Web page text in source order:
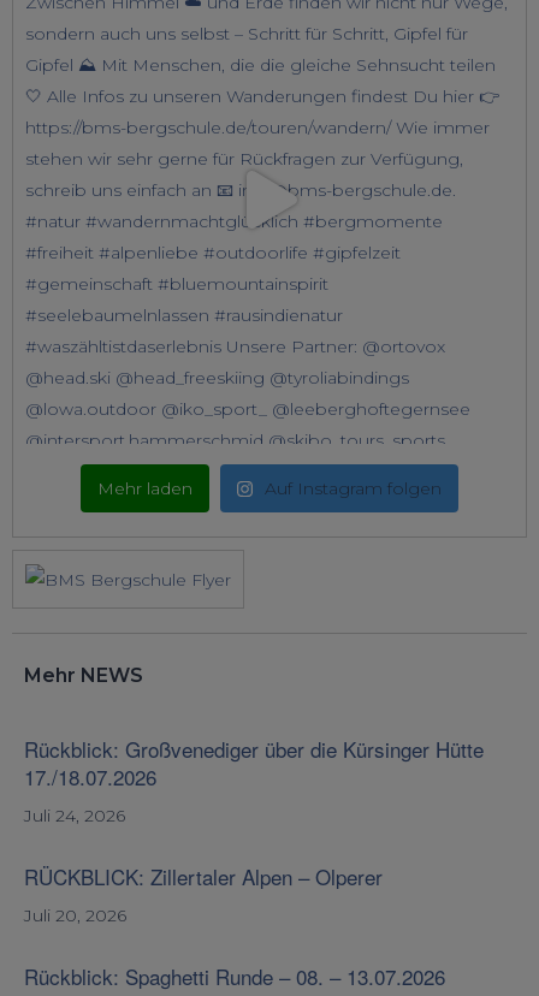
Mehr laden Auf Instagram folgen
Mehr NEWS
Rückblick: Großvenediger über die Kürsinger Hütte
17./18.07.2026
Juli 24, 2026
RÜCKBLICK: Zillertaler Alpen – Olperer
Juli 20, 2026
Rückblick: Spaghetti Runde – 08. – 13.07.2026